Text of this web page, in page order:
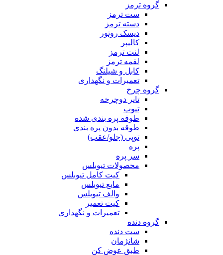
گروه ترمز
ست ترمز
دسته ترمز
دیسک روتور
کالیپر
لنت ترمز
لقمه ترمز
کابل و شیلنگ
تعمیرات و نگهداری
گروه چرخ
تایر دوچرخه
تیوب
طوقه پره بندی شده
طوقه بدون پره بندی
توپی (جلو/عقب)
پره
سر پره
محصولات تیوبلس
کیت کامل تیوبلس
مایع تیوبلس
والف تیوبلس
کیت تعمیر
تعمیرات و نگهداری
گروه دنده
ست دنده
شانژمان
طبق عوض کن